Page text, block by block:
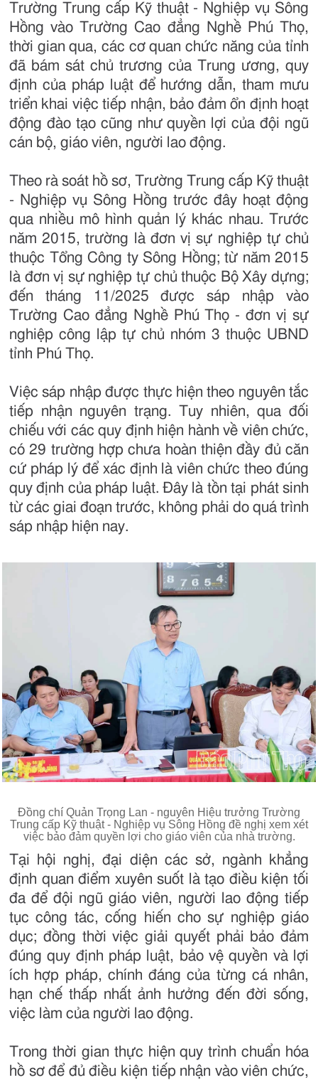
Trường Trung cấp Kỹ thuật - Nghiệp vụ Sông
Hồng vào Trường Cao đẳng Nghề Phú Thọ,
thời gian qua, các cơ quan chức năng của tỉnh
đã bám sát chủ trương của Trung ương, quy
định của pháp luật để hướng dẫn, tham mưu
triển khai việc tiếp nhận, bảo đảm ổn định hoạt
động đào tạo cũng như quyền lợi của đội ngũ
cán bộ, giáo viên, người lao động.
Theo rà soát hồ sơ, Trường Trung cấp Kỹ thuật
- Nghiệp vụ Sông Hồng trước đây hoạt động
qua nhiều mô hình quản lý khác nhau. Trước
năm 2015, trường là đơn vị sự nghiệp tự chủ
thuộc Tổng Công ty Sông Hồng; từ năm 2015
là đơn vị sự nghiệp tự chủ thuộc Bộ Xây dựng;
đến tháng 11/2025 được sáp nhập vào
Trường Cao đẳng Nghề Phú Thọ - đơn vị sự
nghiệp công lập tự chủ nhóm 3 thuộc UBND
tỉnh Phú Thọ.
Việc sáp nhập được thực hiện theo nguyên tắc
tiếp nhận nguyên trạng. Tuy nhiên, qua đối
chiếu với các quy định hiện hành về viên chức,
có 29 trường hợp chưa hoàn thiện đầy đủ căn
cứ pháp lý để xác định là viên chức theo đúng
quy định của pháp luật. Đây là tồn tại phát sinh
từ các giai đoạn trước, không phải do quá trình
sáp nhập hiện nay.
Đồng chí Quản Trọng Lan - nguyên Hiệu trưởng Trường
Trung cấp Kỹ thuật - Nghiệp vụ Sông Hồng đề nghị xem xét
việc bảo đảm quyền lợi cho giáo viên của nhà trường.
Tại hội nghị, đại diện các sở, ngành khẳng
định quan điểm xuyên suốt là tạo điều kiện tối
đa để đội ngũ giáo viên, người lao động tiếp
tục công tác, cống hiến cho sự nghiệp giáo
dục; đồng thời việc giải quyết phải bảo đảm
đúng quy định pháp luật, bảo vệ quyền và lợi
ích hợp pháp, chính đáng của từng cá nhân,
hạn chế thấp nhất ảnh hưởng đến đời sống,
việc làm của người lao động.
Trong thời gian thực hiện quy trình chuẩn hóa
hồ sơ để đủ điều kiện tiếp nhận vào viên chức,